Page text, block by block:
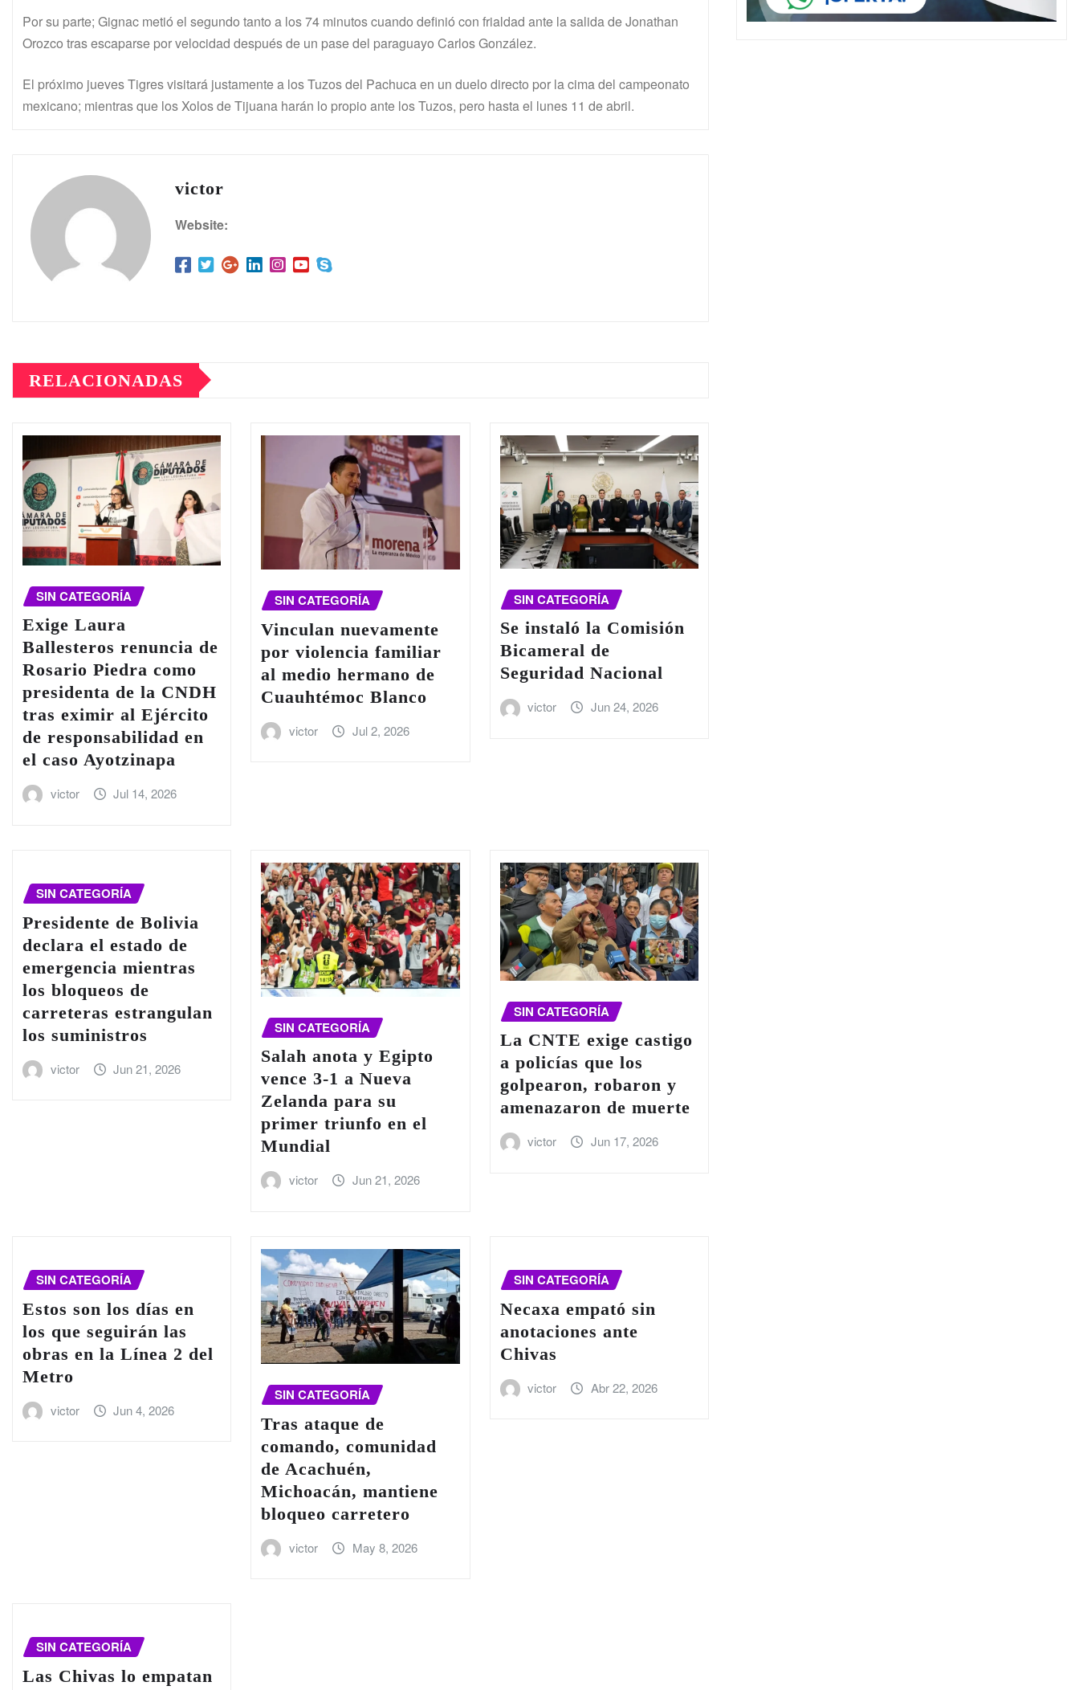
Por su parte; Gignac metió el segundo tanto a los 74 minutos cuando definió con frialdad ante la salida de Jonathan
Orozco tras escaparse por velocidad después de un pase del paraguayo Carlos González.
El próximo jueves Tigres visitará justamente a los Tuzos del Pachuca en un duelo directo por la cima del campeonato
mexicano; mientras que los Xolos de Tijuana harán lo propio ante los Tuzos, pero hasta el lunes 11 de abril.
victor
Website:
RELACIONADAS
SIN CATEGORÍA
Exige Laura
Ballesteros renuncia de
Rosario Piedra como
presidenta de la CNDH
tras eximir al Ejército
de responsabilidad en
el caso Ayotzinapa
victor Jul 14, 2026
SIN CATEGORÍA
Vinculan nuevamente
por violencia familiar
al medio hermano de
Cuauhtémoc Blanco
victor Jul 2, 2026
SIN CATEGORÍA
Se instaló la Comisión
Bicameral de
Seguridad Nacional
victor Jun 24, 2026
SIN CATEGORÍA
Presidente de Bolivia
declara el estado de
emergencia mientras
los bloqueos de
carreteras estrangulan
los suministros
victor Jun 21, 2026
SIN CATEGORÍA
Salah anota y Egipto
vence 3-1 a Nueva
Zelanda para su
primer triunfo en el
Mundial
victor Jun 21, 2026
SIN CATEGORÍA
La CNTE exige castigo
a policías que los
golpearon, robaron y
amenazaron de muerte
victor Jun 17, 2026
SIN CATEGORÍA
Estos son los días en
los que seguirán las
obras en la Línea 2 del
Metro
victor Jun 4, 2026
SIN CATEGORÍA
Tras ataque de
comando, comunidad
de Acachuén,
Michoacán, mantiene
bloqueo carretero
victor May 8, 2026
SIN CATEGORÍA
Necaxa empató sin
anotaciones ante
Chivas
victor Abr 22, 2026
SIN CATEGORÍA
Las Chivas lo empatan